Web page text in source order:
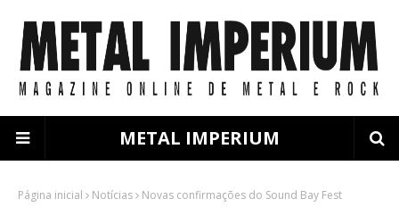
METAL IMPERIUM
Página inicial Notícias Novas confirmações do Sound Bay Fest